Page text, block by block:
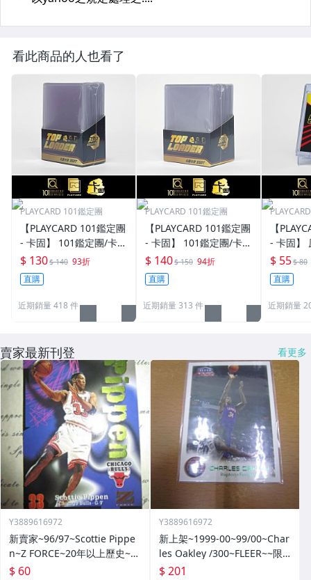
看此商品的人也看了
PLAYCARD 101鑑定團
【PLAYCARD 101鑑定團
- 卡固】 101鑑定團/卡固
原廠原裝 一般卡夾 / 塑
膠殼 尺寸：35pt
$ 130$ 140 93折
直購
近期銷量 418 件
PLAYCARD 101鑑定團
【PLAYCARD 101鑑定團
- 卡固】 101鑑定團/卡固
原廠原裝 一般卡夾 / 塑
膠殼 尺寸：55pt
$ 140$ 150 94折
直購
近期銷量 313 件
【
- 卡固】
卡夾 /
pt /
$ 55$ 80
直購
近期銷量
賣家最新刊登 看更多
Y3889616972
新賣家~96/97~Scottie Pippe
n~Z FORCE~20年以上歷史~無
限量~
$ 60
Y3889616972
新上架~1999-00~99/00~Char
les Oakley /300~FLEER~~限
量/300~1060114-1
$ 201